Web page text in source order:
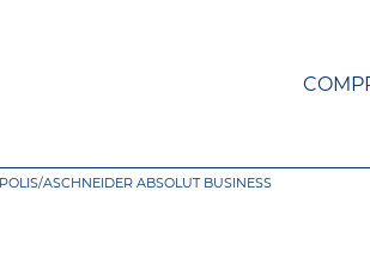
/ASCHNEIDER ABSOLUT BUSINESS